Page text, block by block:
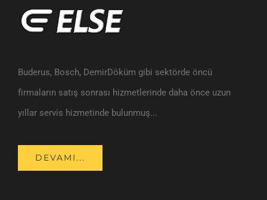
Buderus, Bosch, DemirDöküm gibi sektörde öncü
firmaların satış sonrası hizmetlerinde daha önce uzun
yıllar servis hizmetinde bulunmuş...
DEVAMI...